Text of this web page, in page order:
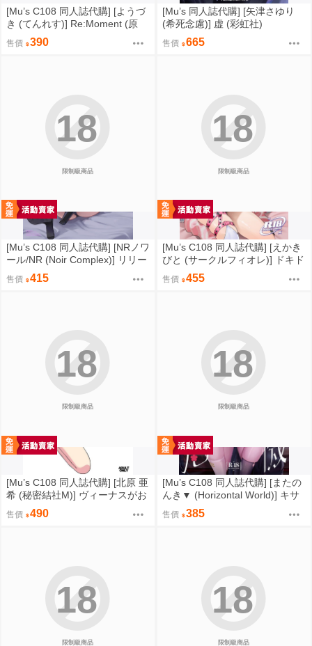
[Mu’s C108 同人誌代購] [ようづ
き (てんれす)] Re:Moment (原
售價 390
[Mu’s 同人誌代購] [矢津さゆり
(希死念慮)] 虚 (彩虹社)
售價 665
限制級商品
18
[Mu’s C108 同人誌代購] [NRノワ
ール/NR (Noir Complex)] リリー
バイスと面談する (勝利女神：妮
姬)
售價 415
限制級商品
18
[Mu’s C108 同人誌代購] [えかき
びと (サークルフィオレ)] ドキド
キ、ヤだ (絕區零)
售價 455
限制級商品
18
[Mu’s C108 同人誌代購] [北原 亜
希 (秘密結社M)] ヴィーナスがお
じさんで処女喪失。 (美少女戰
士)
售價 490
限制級商品
18
[Mu’s C108 同人誌代購] [またの
んき▼ (Horizontal World)] キサ
危機 (蔚藍檔案)
售價 385
限制級商品
18
限制級商品
18